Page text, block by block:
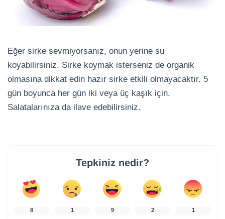
Eğer sirke sevmiyorsanız, onun yerine su
koyabilirsiniz. Sirke koymak isterseniz de organik
olmasına dikkat edin hazır sirke etkili olmayacaktır. 5
gün boyunca her gün iki veya üç kaşık için.
Salatalarınıza da ilave edebilirsiniz.
Tepkiniz nedir?
8 1 9 2 1